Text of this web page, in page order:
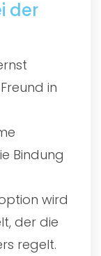
der
in
Bindung
wird
der die
regelt.